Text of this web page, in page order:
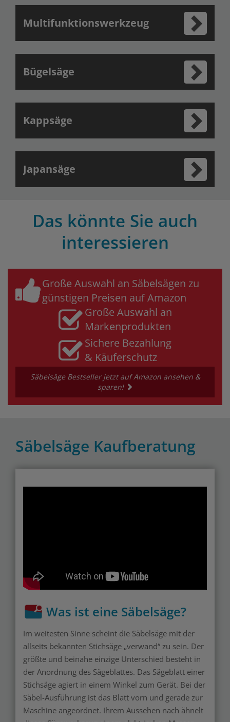
Multifunktionswerkzeug
Bügelsäge
Kappsäge
Japansäge
Das könnte Sie auch
interessieren
Große Auswahl an Säbelsägen zu
günstigen Preisen auf Amazon
Große Auswahl an
Markenprodukten
Sichere Bezahlung
& Käuferschutz
Säbelsäge Bestseller jetzt auf Amazon ansehen &
sparen!
Säbelsäge Kaufberatung
Was ist eine Säbelsäge?
Im weitesten Sinne scheint die Säbelsäge mit der
allseits bekannten Stichsäge „verwand“ zu sein. Der
größte und beinahe einzige Unterschied besteht in
der Anordnung des Sägeblattes. Das Sägeblatt einer
Stichsäge agiert in einem Winkel zum Gerät. Bei der
Säbel-Ausführung ist das Blatt vorn und gerade zur
Maschine angeordnet. Ihrem Aussehen nach ähnelt